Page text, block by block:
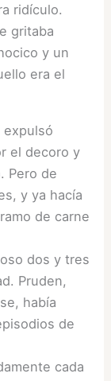
ridículo.
gritaba
y un
era el
expulsó
el decoro y
Pero de
y ya hacía
de carne
dos y tres
Pruden,
había
de
cada